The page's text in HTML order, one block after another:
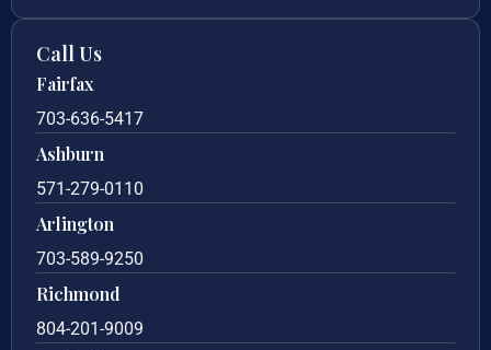
Call Us
Fairfax
703-636-5417
Ashburn
571-279-0110
Arlington
703-589-9250
Richmond
804-201-9009